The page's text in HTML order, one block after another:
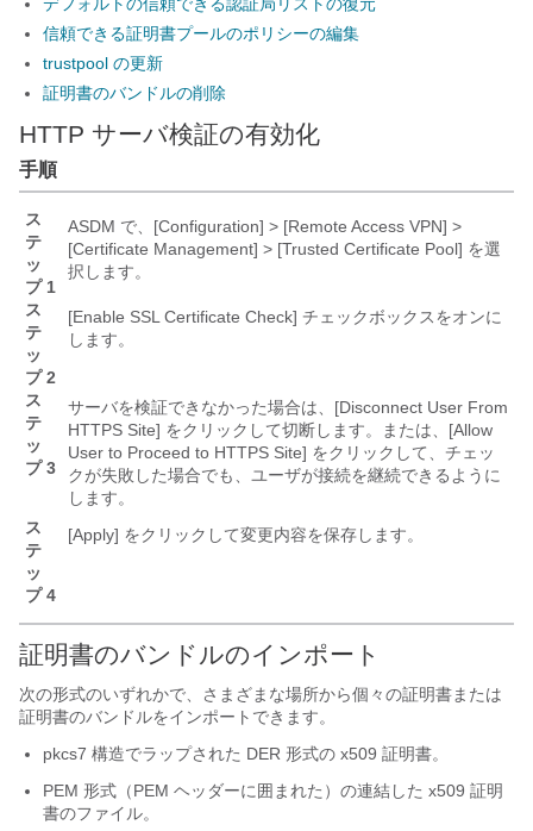
信頼できる証明書プールのポリシーの編集
trustpool の更新
証明書のバンドルの削除
HTTP サーバ検証の有効化
手順
ス
テ
ッ
プ 1
ASDM で、[Configuration] > [Remote Access VPN] >
[Certificate Management] > [Trusted Certificate Pool] を選
択します。
ス
テ
ッ
プ 2
[Enable SSL Certificate Check] チェックボックスをオンに
します。
ス
テ
ッ
プ 3
サーバを検証できなかった場合は、[Disconnect User From
HTTPS Site] をクリックして切断します。または、[Allow
User to Proceed to HTTPS Site] をクリックして、チェッ
クが失敗した場合でも、ユーザが接続を継続できるように
します。
ス
テ
ッ
プ 4
[Apply] をクリックして変更内容を保存します。
証明書のバンドルのインポート
次の形式のいずれかで、さまざまな場所から個々の証明書または
証明書のバンドルをインポートできます。
pkcs7 構造でラップされた DER 形式の x509 証明書。
PEM 形式（PEM ヘッダーに囲まれた）の連結した x509 証明
書のファイル。